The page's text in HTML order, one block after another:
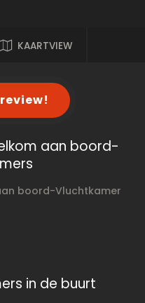
KAARTVIEW
aan boord-
aan boord-Vluchtkamer
in de buurt